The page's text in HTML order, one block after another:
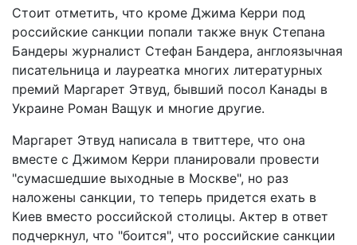
Стоит отметить, что кроме Джима Керри под
российские санкции попали также внук Степана
Бандеры журналист Стефан Бандера, англоязычная
писательница и лауреатка многих литературных
премий Маргарет Этвуд, бывший посол Канады в
Украине Роман Ващук и многие другие.
Маргарет Этвуд написала в твиттере, что она
вместе с Джимом Керри планировали провести
"сумасшедшие выходные в Москве", но раз
наложены санкции, то теперь придется ехать в
Киев вместо российской столицы. Актер в ответ
подчеркнул, что "боится", что российские санкции